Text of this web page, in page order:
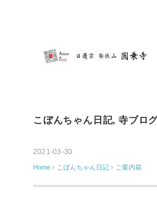
こぼんちゃん日記,寺ブロ
2021-03-30
Home › こぼんちゃん日記 › ご案内箱